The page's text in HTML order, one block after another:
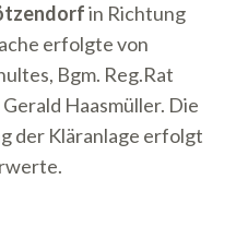
in Richtung
erfolgte von
Bgm. Reg.Rat
Haasmüller. Die
der Kläranlage erfolgt